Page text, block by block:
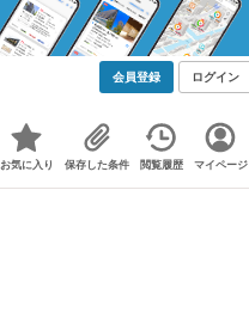
会員登録 ログイン
お気に入り 保存した条件 閲覧履歴 マイページ